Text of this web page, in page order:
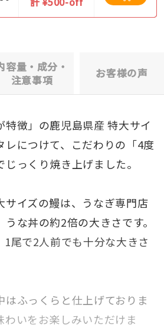
容量・成分・
注意事項
お客様の声
特徴」の鹿児島県産 特大サイ
レにつけて、こだわりの「4度
っくり焼き上げました。
サイズの鰻は、うなぎ専門店
な丼の約2倍の大きさです。
尾で2人前でも十分な大きさ
ふっくらと仕上げておりま
わいをお楽しみいただけま